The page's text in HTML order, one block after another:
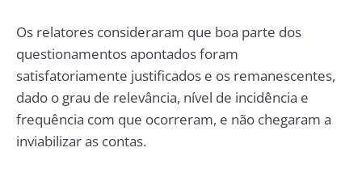
Os relatores consideraram que boa parte dos
questionamentos apontados foram
satisfatoriamente justificados e os remanescentes,
dado o grau de relevância, nível de incidência e
frequência com que ocorreram, e não chegaram a
inviabilizar as contas.